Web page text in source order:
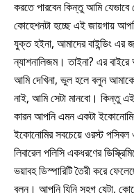
করতে পারবেন কিন্তু আমি
কোহেশনটা হচ্ছে এই জায়গায়
যুক্ত হইনা, আমাদের বাইন্ডিং এর
ন্যাশনালিজম। তাইনা? এর
আমি দেখিনা, ভুল হলে বলুন
নাই, আমি সেটা মানবো। কিন্তু
কারন আপনি এমন একটা
ইকোনোমির সবচেয়ে ওরস্ট
লিবারেল পলিসি একধরণের
ভয়াবহ ডিস্পারিটি তৈরী করে
বলুন। আপনি যিনি সহগ যেটা,